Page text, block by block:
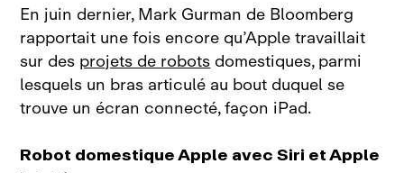
En juin dernier, Mark Gurman de Bloomberg
rapportait une fois encore qu’Apple travaillait
sur des projets de robotsdomestiques, parmi
lesquels un bras articulé au bout duquel se
trouve un écran connecté, façon iPad.
Robot domestique Apple avec Siri et Apple